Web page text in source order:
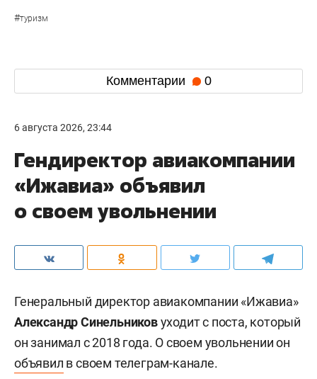
#туризм
Комментарии 0
6 августа 2026, 23:44
Гендиректор авиакомпании
«Ижавиа» объявил
о своем увольнении
Генеральный директор авиакомпании «Ижавиа»
Александр Синельниковуходит с поста, который
он занимал с 2018 года. О своем увольнении он
объявил в своем телеграм-канале.